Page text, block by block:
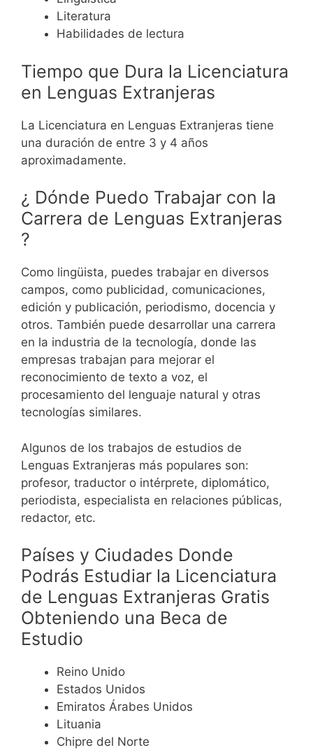
Literatura
Habilidades de lectura
Tiempo que Dura la Licenciatura
en Lenguas Extranjeras
La Licenciatura en Lenguas Extranjeras tiene
una duración de entre 3 y 4 años
aproximadamente.
¿ Dónde Puedo Trabajar con la
Carrera de Lenguas Extranjeras
?
Como lingüista, puedes trabajar en diversos
campos, como publicidad, comunicaciones,
edición y publicación, periodismo, docencia y
otros. También puede desarrollar una carrera
en la industria de la tecnología, donde las
empresas trabajan para mejorar el
reconocimiento de texto a voz, el
procesamiento del lenguaje natural y otras
tecnologías similares.
Algunos de los trabajos de estudios de
Lenguas Extranjeras más populares son:
profesor, traductor o intérprete, diplomático,
periodista, especialista en relaciones públicas,
redactor, etc.
Países y Ciudades Donde
Podrás Estudiar la Licenciatura
de Lenguas Extranjeras Gratis
Obteniendo una Beca de
Estudio
Reino Unido
Estados Unidos
Emiratos Árabes Unidos
Lituania
Chipre del Norte